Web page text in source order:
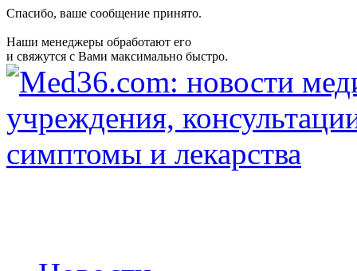
Спасибо, ваше сообщение принято.
Наши менеджеры обработают его
и свяжутся с Вами максимально быстро.